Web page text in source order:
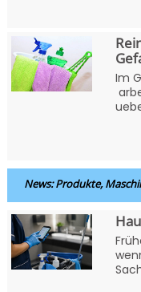
Im
News: Produkte,